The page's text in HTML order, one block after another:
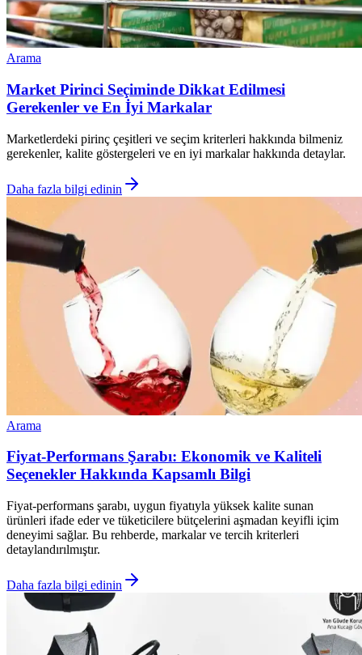
Arama
Market Pirinci Seçiminde Dikkat Edilmesi
Gerekenler ve En İyi Markalar
Marketlerdeki pirinç çeşitleri ve seçim kriterleri hakkında bilmeniz
gerekenler, kalite göstergeleri ve en iyi markalar hakkında detaylar.
Daha fazla bilgi edinin
Arama
Fiyat-Performans Şarabı: Ekonomik ve Kaliteli
Seçenekler Hakkında Kapsamlı Bilgi
Fiyat-performans şarabı, uygun fiyatıyla yüksek kalite sunan
ürünleri ifade eder ve tüketicilere bütçelerini aşmadan keyifli içim
deneyimi sağlar. Bu rehberde, markalar ve tercih kriterleri
detaylandırılmıştır.
Daha fazla bilgi edinin